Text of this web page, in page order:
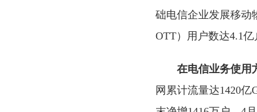
础电信企业发展移动
OTT）用户数达4.1亿
在电信业务使用
网累计流量达1420